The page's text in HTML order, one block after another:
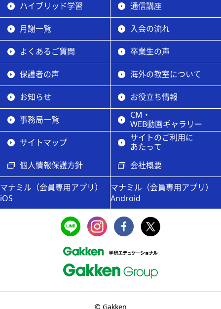
ハイブリッド学習 通信講座
月謝一覧 入会の流れ
よくあるご質問 卒業生の声
保護者の声 海外の教室について
お知らせ お役立ち情報
事務局一覧
CM・
WEB動画ギャラリー
サイトマップ
サイトのご利用に
あたって
個人情報保護方針
会社概要
マナミル（会員専用アプリ）
iOS
マナミル（会員専用アプリ）
Android
© Gakken